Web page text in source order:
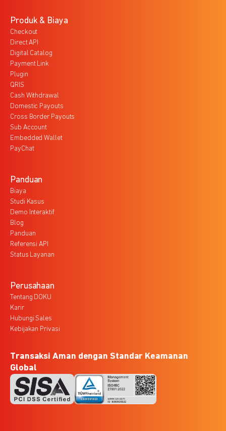
Produk & Biaya
Checkout
Direct API
Digital Catalog
Payment Link
Plugin
QRIS
Cash Withdrawal
Domestic Payouts
Cross Border Payouts
Sub Account
Embedded Wallet
PayChat
Panduan
Biaya
Studi Kasus
Demo Interaktif
Blog
Panduan
Referensi API
Status Layanan
Perusahaan
Tentang DOKU
Karir
Hubungi Sales
Kebijakan Privasi
Transaksi Aman dengan Standar Keamanan
Global